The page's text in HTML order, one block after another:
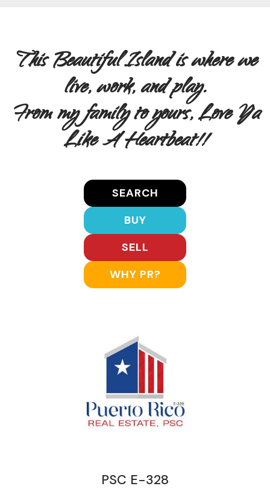
This Beautiful Island is where we
live, work, and play.
From my family to yours, Love Ya
Like A Heartbeat!!
SEARCH
BUY
SELL
WHY PR?
PSC E-328